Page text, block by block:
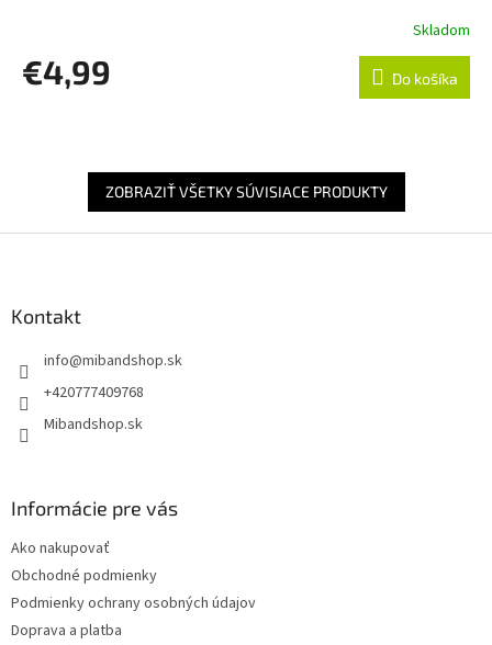
Skladom
€4,99 Do košíka
ZOBRAZIŤ VŠETKY SÚVISIACE PRODUKTY
Kontakt
info@mibandshop.sk
+420777409768
Mibandshop.sk
Informácie pre vás
Ako nakupovať
Obchodné podmienky
Podmienky ochrany osobných údajov
Doprava a platba